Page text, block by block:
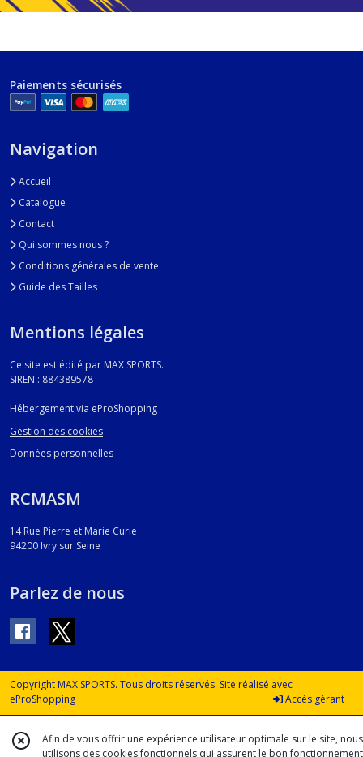
Paiements sécurisés
Navigation
Accueil
Catalogue
Contact
Qui sommes nous ?
Conditions générales de vente
Guide des Tailles
Mentions légales
Ce site est édité par MAX SPORTS.
SIREN : 884389578
Hébergement via eProShopping
Gestion des cookies
Données personnelles
RCMASM
14 Rue Pierre et Marie Curie
94200 Ivry sur Seine
Parlez de nous
Copyright MAX SPORTS. Tous droits réservés. Site réalisé avec
eProShopping
Accès gérant
Afin de vous offrir une expérience utilisateur optimale sur le site, nous
utilisons des cookies fonctionnels qui assurent le bon fonctionnement